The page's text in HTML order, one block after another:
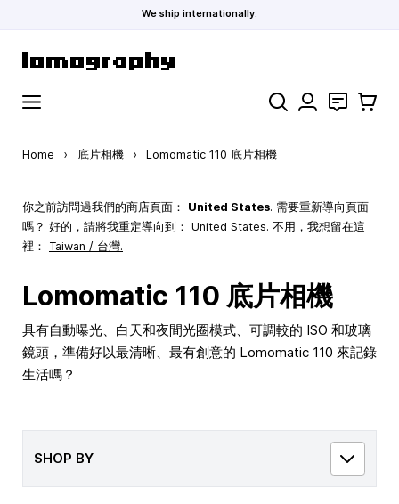
We ship internationally.
Search 聯絡 購物車
Home › 底片相機 › Lomomatic 110 底片相機
你之前訪問過我們的商店頁面： United States. 需要重新導向頁面
嗎？ 好的，請將我重定導向到： United States. 不用，我想留在這
裡： Taiwan / 台灣.
Lomomatic 110 底片相機
具有自動曝光、白天和夜間光圈模式、可調較的 ISO 和玻璃
鏡頭，準備好以最清晰、最有創意的 Lomomatic 110 來記錄
生活嗎？
SHOP BY